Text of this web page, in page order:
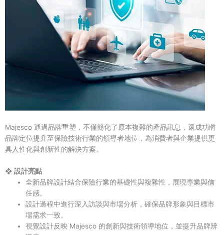
Majesco 通過品牌重塑，不僅簡化了原本複雜的產品訊息，還成功將
品牌定位提升至保險技術行業的領導者地位，為消費者與企業提供更
具人性化與創新性的解決方案。
❖ 設計亮點
全新品牌設計結合保險行業的基礎性與複雜性，展現專業與信
任感。
設計過程中進行深入訪談與市場分析，確保品牌形象與目標市
場需求一致。
視覺設計反映 Majesco 的創新與技術領導地位，並提升品牌辨